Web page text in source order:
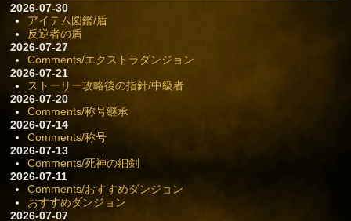
2026-07-30
アイテム図鑑/盾
反逆者の盾
2026-07-27
Comments/エクストラダンジョン
2026-07-21
ストーリー攻略後の指針/中級者
2026-07-20
Comments/称号継承
2026-07-14
Comments/称号
2026-07-13
Comments/死神の細剣
2026-07-11
Comments/おすすめダンジョン
おすすめダンジョン
2026-07-07